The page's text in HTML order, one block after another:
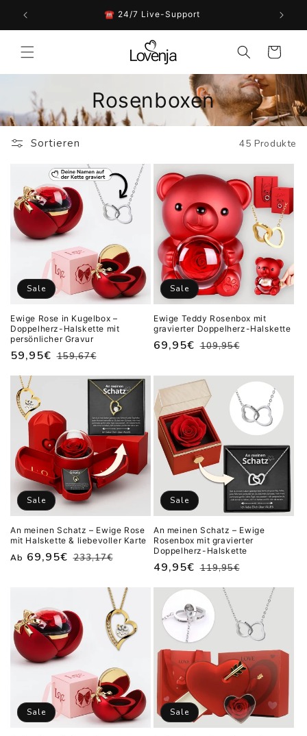
zum
Inhalt
☀️🌴 ☎︎ 24/7 Live-Support
Warenkorb
Rosenboxen
Sortieren 45 Produkte
Sale
Ewige Rose in Kugelbox –
Doppelherz-Halskette mit
persönlicher Gravur
Normaler
Preis
159,67€
Verkaufspreis
59,95€
Sale
Ewige Teddy Rosenbox mit
gravierter Doppelherz-Halskette
Normaler109,95€
Verkaufspreis
69,95€
Sale
An meinen Schatz – Ewige Rose
mit Halskette & liebevoller Karte
Normaler
233,17€
Verkaufspreis
Ab 69,95€
Sale
An meinen Schatz – Ewige
Rosenbox mit gravierter
Doppelherz-Halskette
Normaler
Preis
119,95€
Verkaufspreis
49,95€
Sale Sale